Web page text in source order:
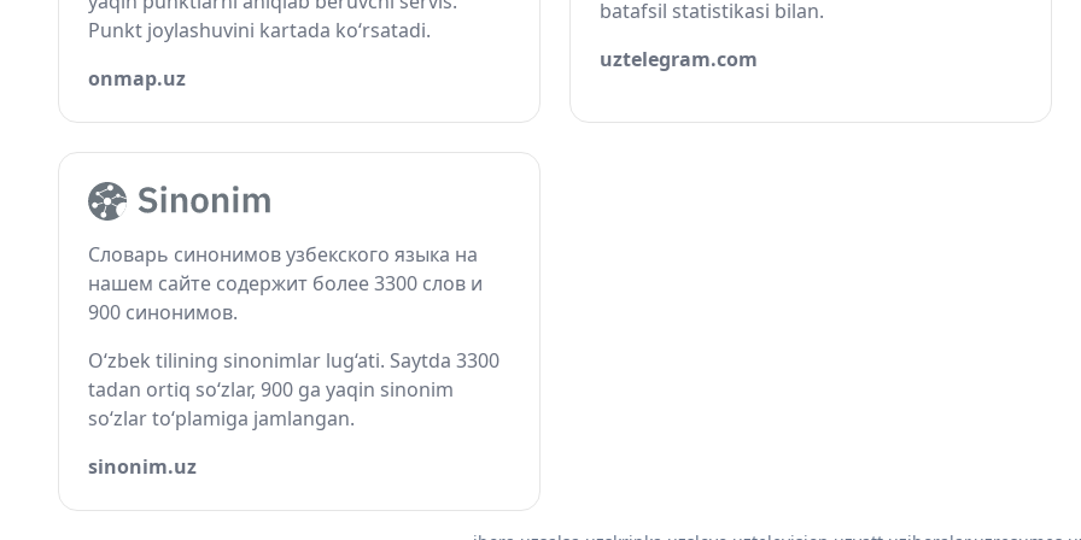
Punkt joylashuvini kartada ko‘rsatadi.
onmap.uz
batafsil statistikasi bilan.
uztelegram.com
Словарь синонимов узбекского языка на
нашем сайте содержит более 3300 слов и
900 синонимов.
O‘zbek tilining sinonimlar lug‘ati. Saytda 3300
tadan ortiq so‘zlar, 900 ga yaqin sinonim
so‘zlar to‘plamiga jamlangan.
sinonim.uz